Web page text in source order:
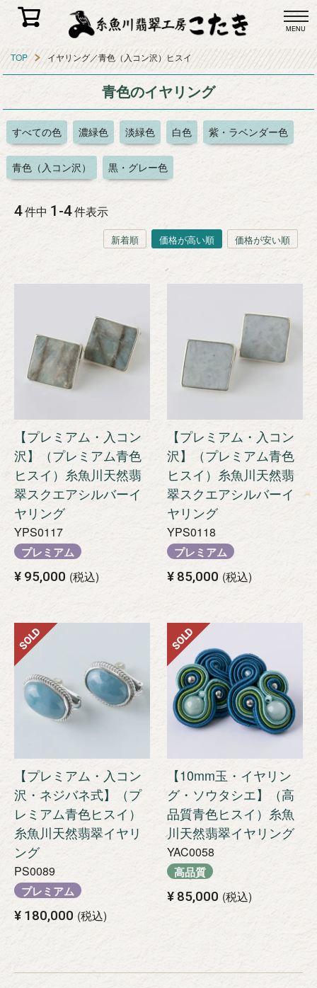
MENU
TOP イヤリング／青色（入コン沢）ヒスイ
青色のイヤリング
すべての色 濃緑色 淡緑色 白色 紫・ラベンダー色
青色（入コン沢） 黒・グレー色
新着順 価格が高い順 価格が安い順
4件中 1 -4件表示
【プレミアム・入コン
沢】（プレミアム青色
ヒスイ）糸魚川天然翡
翠スクエアシルバーイ
ヤリング
YPS0117
プレミアム
¥ 95,000 税込
【プレミアム・入コン
沢】（プレミアム青色
ヒスイ）糸魚川天然翡
翠スクエアシルバーイ
ヤリング
YPS0118
プレミアム
¥ 85,000 税込
【プレミアム・入コン
沢・ネジバネ式】（プ
レミアム青色ヒスイ）
糸魚川天然翡翠イヤリ
ング
PS0089
プレミアム
¥ 180,000 税込
SOLD
【10mm玉・イヤリン
グ・ソウタシエ】（高
品質青色ヒスイ）糸魚
川天然翡翠イヤリング
YAC0058
高品質
¥ 85,000 税込
SOLD